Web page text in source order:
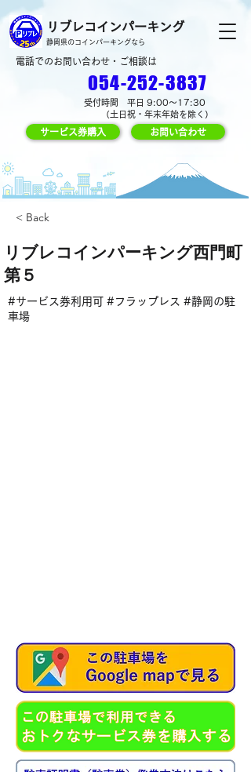
リブレコインパーキング
静岡県のコインパーキングなら
電話でのお問い合わせ・ご相談は
054-252-3837
受付時間 平日 9:00～17:30
（土日祝・年末年始を除く）
サービス券購入 お問い合わせ
< Back
リブレコインパーキング西門町
第５
#サービス券利用可 #フラップレス #静岡の駐
車場